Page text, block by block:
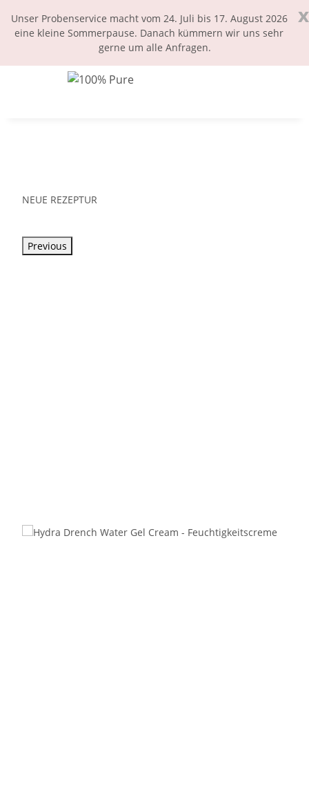
x
Unser Probenservice macht vom 24. Juli bis 17. August 2026
eine kleine Sommerpause. Danach kümmern wir uns sehr
gerne um alle Anfragen.
NEUE REZEPTUR
Previous